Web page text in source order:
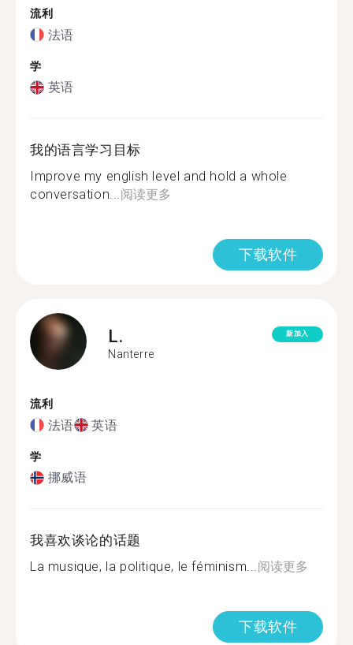
流利
法语
学
英语
我的语言学习目标
Improve my english level and hold a whole
conversation...阅读更多
下载软件
L.
Nanterre
新加入
流利
法语 英语
学
挪威语
我喜欢谈论的话题
La musique, la politique, le féminism...阅读更多
下载软件